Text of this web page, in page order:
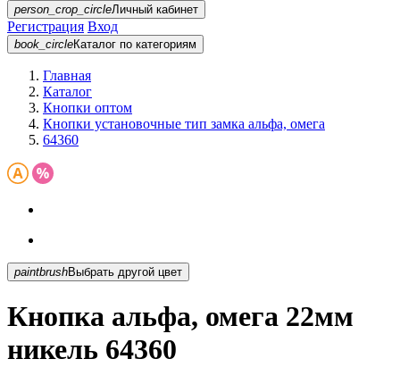
person_crop_circleЛичный кабинет
Регистрация Вход
book_circleКаталог по категориям
Главная
Каталог
Кнопки оптом
Кнопки установочные тип замка альфа, омега
64360
paintbrush Выбрать другой цвет
Кнопка альфа, омега 22мм
никель 64360